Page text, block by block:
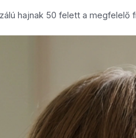
hajnak 50 felett a megfelelő